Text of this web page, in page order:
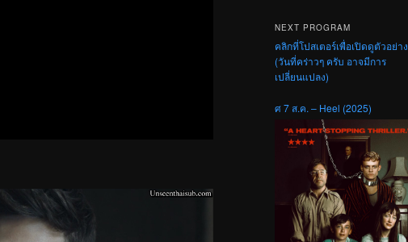
NEXT PROGRAM
คลิกที่โปสเตอร์เพื่อเปิดดูตัวอย่าง
(วันที่คร่าวๆ ครับ อาจมีการ
เปลี่ยนแปลง)
ศ 7 ส.ค. – Heel (2025)